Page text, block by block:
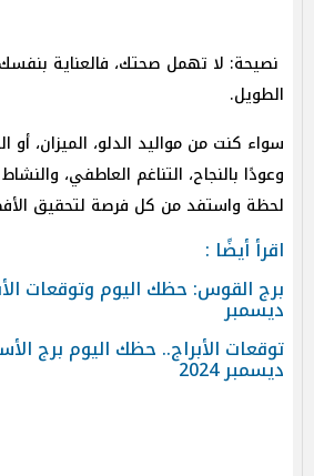
نصيحة: لا تهمل صحتك، فالعناية
الطويل.
سواء كنت من مواليد الدلو، الميزان، أو
وعودًا بالنجاح، التناغم العاطفي،
لحظة واستفد من كل فرصة لتحقيق
اقرأ أيضًا :
ديسمبر
ديسمبر 2024